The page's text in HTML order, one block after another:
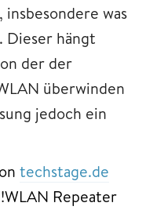
was
hängt
der der
überwinden
jedoch ein
techstage.de
Repeater